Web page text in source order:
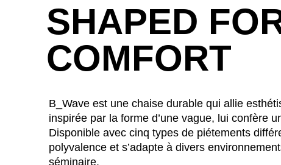
Afrique du Sud(ZA)
SHAPED
COMFORT
B_Wave est une chaise durable qui allie
inspirée par la forme d’une vague, lui confère
Disponible avec cinq types de piétements
polyvalence et s’adapte à divers
séminaire.